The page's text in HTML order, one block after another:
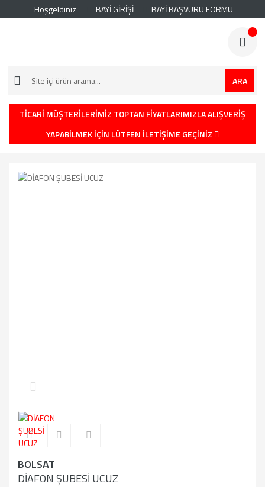
Hoşgeldiniz BAYİ GİRİŞİ BAYİ BAŞVURU FORMU
ARA
TİCARİ MÜŞTERİLERİMİZ TOPTAN FİYATLARIMIZLA ALIŞVERİŞ
YAPABİLMEK İÇİN LÜTFEN İLETİŞİME GEÇİNİZ
BOLSAT
DİAFON ŞUBESİ UCUZ